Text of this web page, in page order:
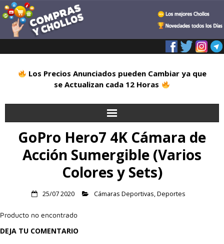
Los Precios Anunciados pueden Cambiar ya que
se Actualizan cada 12 Horas
Inicio
Alimentación
Hogar
GoPro Hero7 4K Cámara de
Acción Sumergible (Varios
Colores y Sets)
25/07 2020 Cámaras Deportivas,Deportes
Producto no encontrado
DEJA TU COMENTARIO